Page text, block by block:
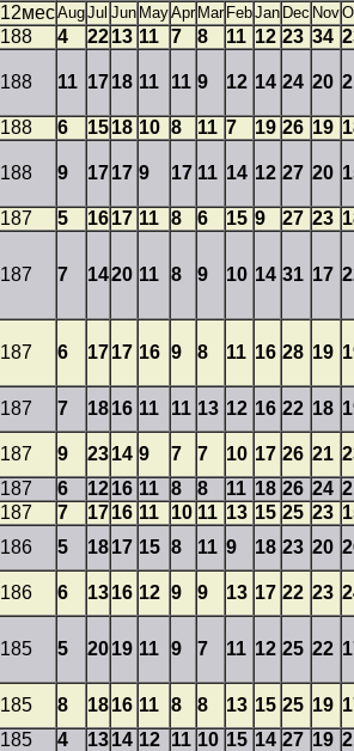
12месAugJul Jun MayApr Mar FebJan Dec Nov
188 4 2213 11 7 8 11 12 23 34
188 11 1718 11 11 9 12 14 24 20
188 6 1518 10 8 11 7 19 26 19
188 9 1717 9 17 11 14 12 27 20
187 5 1617 11 8 6 15 9 27 23
187 7 1420 11 8 9 10 14 31 17
187 6 1717 16 9 8 11 16 28 19
187 7 1816 11 11 13 12 16 22 18
187 9 2314 9 7 7 10 17 26 21
187 6 1216 11 8 8 11 18 26 24
187 7 1716 11 10 11 13 15 25 23
186 5 1817 15 8 11 9 18 23 20
186 6 1316 12 9 9 13 17 22 23
185 5 2019 11 9 7 11 12 25 22
185 8 1816 11 8 8 13 15 25 19
185 4 1314 12 11 10 15 14 27 19